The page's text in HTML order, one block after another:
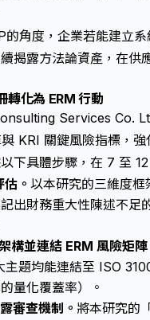
的角度，企業若能建立
揭露方法論資產，在供
轉化為 ERM 行動
Services Co.
KRI 關鍵風險指標，
下具體步驟，在 7 至
。 以本研究的三維度框
出財務重大性陳述不足
構並連結 ERM 風險矩陣
題均能連結至 ISO
量化覆蓋率）。
審查機制。 將本研究的